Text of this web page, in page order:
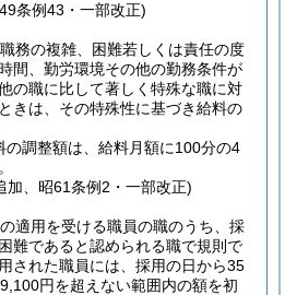
条例43・一部改正)
務の複雑、困難若しくは責任の度
間、勤労環境その他の勤務条件が
の職に比して著しく特殊な職に対
きは、その特殊性に基づき給料の
の調整額は、給料月額に100分の4
加、昭61条例2・一部改正)
適用を受ける職員の職のうち、採
難であると認められる職で規則で
された職員には、採用の日から35
円を超えない範囲内の額を初